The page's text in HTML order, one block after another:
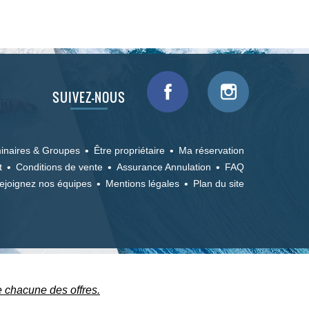
SUIVEZ-NOUS
& Groupes Être propriétaire
Ma réservation
Conditions de vente Assurance Annulation
FAQ
nos équipes Mentions légales Plan du site
des offres.